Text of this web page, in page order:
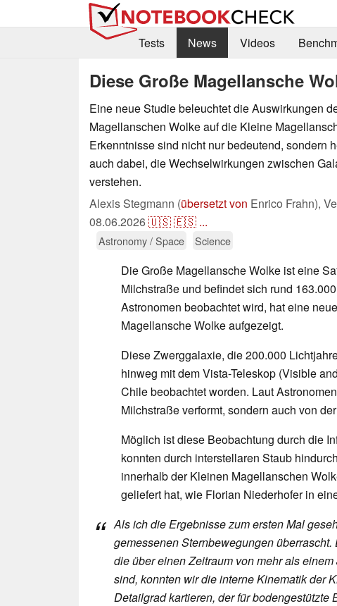
Tests
News Videos
Diese Große Magellansche
Eine neue Studie beleuchtet die Auswirkungen
Magellanschen Wolke auf die Kleine
Erkenntnisse sind nicht nur bedeutend, sondern
auch dabei, die Wechselwirkungen zwischen
verstehen.
Alexis Stegmann (übersetzt von Enrico Frahn),
08.06.2026🇺🇸🇪🇸 ...
Astronomy / Space Science
Die Große Magellansche Wolke ist eine
Milchstraße und befindet sich rund
Astronomen beobachtet wird, hat eine
Magellansche Wolke aufgezeigt.
Diese Zwerggalaxie, die 200.000
hinweg mit dem Vista-Teleskop (Visible
Chile beobachtet worden. Laut
Milchstraße verformt, sondern auch von
Möglich ist diese Beobachtung durch die
konnten durch interstellaren Staub
innerhalb der Kleinen Magellanschen
geliefert hat, wie Florian Niederhofer in
Als ich die Ergebnisse zum ersten Mal
gemessenen Sternbewegungen
die über einen Zeitraum von mehr als
sind, konnten wir die interne Kinematik der
Detailgrad kartieren, der für bodengestützte